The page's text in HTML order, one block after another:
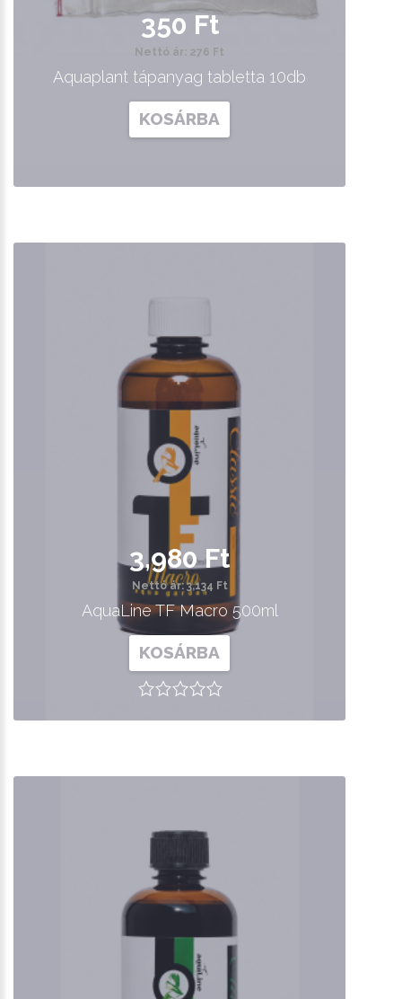
350 Ft
Nettó ár: 276 Ft
Aquaplant tápanyag tabletta 10db
KOSÁRBA
3,980 Ft
Nettó ár: 3,134 Ft
AquaLine TF Macro 500ml
KOSÁRBA